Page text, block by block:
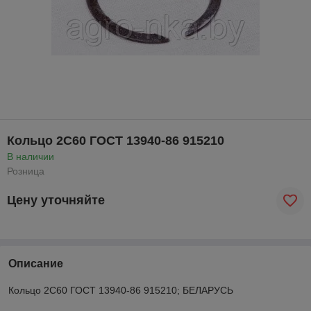
Кольцо 2С60 ГОСТ 13940-86 915210
В наличии
Розница
Цену уточняйте
Описание
Кольцо 2С60 ГОСТ 13940-86 915210; БЕЛАРУСЬ